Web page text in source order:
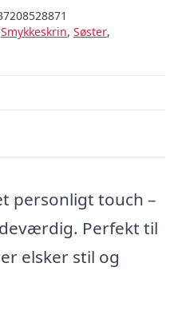
Smykkeskrin, Søster,
personligt touch –
Perfekt til
elsker stil og